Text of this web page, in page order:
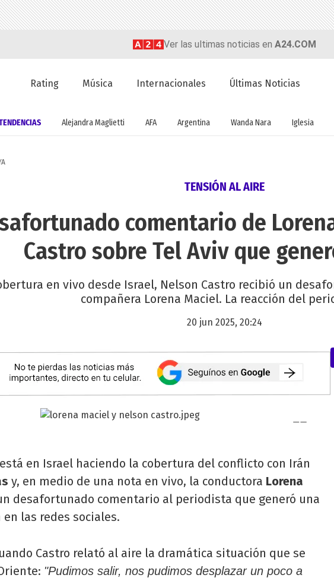
Ver las ultimas noticias en A24.COM
Rating Música Internacionales Últimas Noticias
Alejandra Maglietti AFA Argentina Wanda Nara Iglesia
TENSIÓN AL AIRE
comentario de
Castro sobre Tel Aviv que
en vivo desde Israel, Nelson Castro recibió un
compañera Lorena Maciel. La reacción del
20 jun 2025, 20:24
está en Israel haciendo la cobertura del conflicto con Irán
y, en medio de una nota en vivo, la conductora Lorena
desafortunado comentario al periodista que generó una
las redes sociales.
Castro relató al aire la dramática situación que se
"Pudimos salir, nos pudimos desplazar un poco a